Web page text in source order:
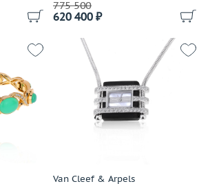
775 500
620 400 ₽
Van Cleef & Arpels